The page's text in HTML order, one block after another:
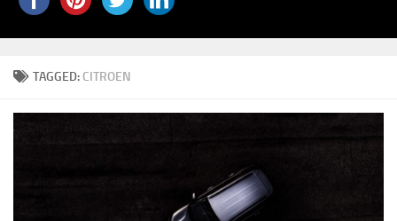
TAGGED: CITROEN